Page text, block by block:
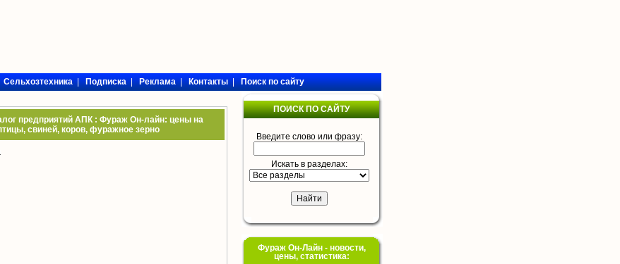
Сельхозтехника|Подписка|Реклама|Контакты|Поиск по сайту
предприятий АПК : Фураж Он-лайн: цены на
свиней, коров, фуражное зерно
ПОИСК ПО САЙТУ
Введите слово или фразу:
Искать в разделах:
Фураж Он-Лайн - новости,
цены, статистика: